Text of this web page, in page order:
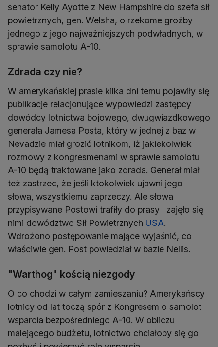
senator Kelly Ayotte z New Hampshire do szefa sił
powietrznych, gen. Welsha, o rzekome groźby
jednego z jego najważniejszych podwładnych, w
sprawie samolotu A-10.
Zdrada czy nie?
W amerykańskiej prasie kilka dni temu pojawiły się
publikacje relacjonujące wypowiedzi zastępcy
dowódcy lotnictwa bojowego, dwugwiazdkowego
generała Jamesa Posta, który w jednej z baz w
Nevadzie miał grozić lotnikom, iż jakiekolwiek
rozmowy z kongresmenami w sprawie samolotu
A-10 będą traktowane jako zdrada. Generał miał
też zastrzec, że jeśli ktokolwiek ujawni jego
słowa, wszystkiemu zaprzeczy. Ale słowa
przypisywane Postowi trafiły do prasy i zajęło się
nimi dowództwo Sił Powietrznych USA.
Wdrożono postępowanie mające wyjaśnić, co
właściwie gen. Post powiedział w bazie Nellis.
"Warthog" kością niezgody
O co chodzi w całym zamieszaniu? Amerykańscy
lotnicy od lat toczą spór z Kongresem o samolot
wsparcia bezpośredniego A-10. W obliczu
malejącego budżetu, lotnictwo chciałoby się go